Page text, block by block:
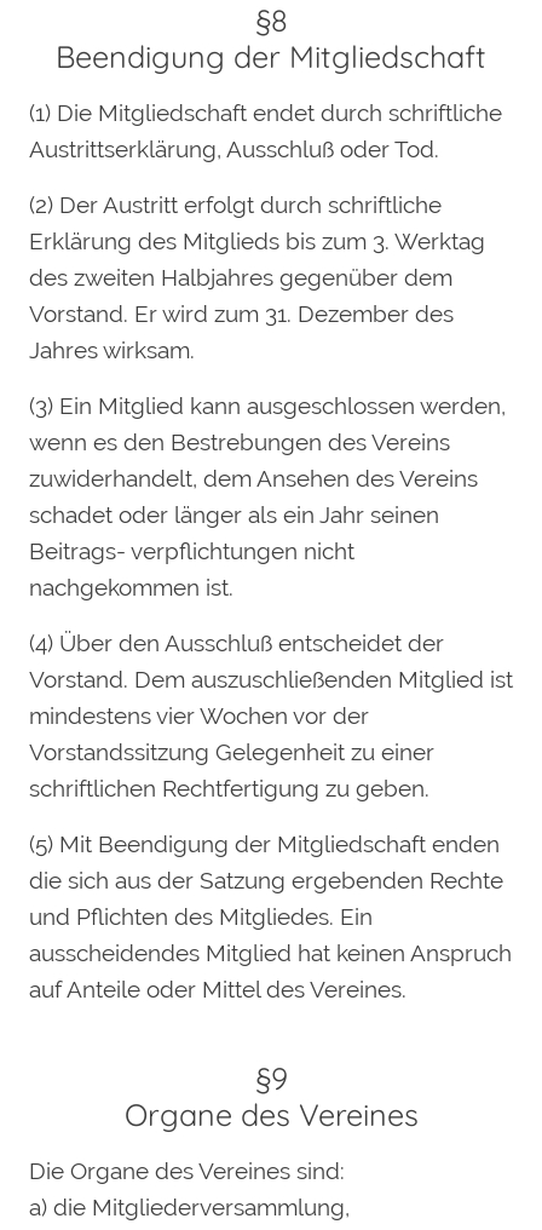
§8
Beendigung der Mitgliedschaft
(1) Die Mitgliedschaft endet durch schriftliche
Austrittserklärung, Ausschluß oder Tod.
(2) Der Austritt erfolgt durch schriftliche
Erklärung des Mitglieds bis zum 3. Werktag
des zweiten Halbjahres gegenüber dem
Vorstand. Er wird zum 31. Dezember des
Jahres wirksam.
(3) Ein Mitglied kann ausgeschlossen werden,
wenn es den Bestrebungen des Vereins
zuwiderhandelt, dem Ansehen des Vereins
schadet oder länger als ein Jahr seinen
Beitrags- verpflichtungen nicht
nachgekommen ist.
(4) Über den Ausschluß entscheidet der
Vorstand. Dem auszuschließenden Mitglied ist
mindestens vier Wochen vor der
Vorstandssitzung Gelegenheit zu einer
schriftlichen Rechtfertigung zu geben.
(5) Mit Beendigung der Mitgliedschaft enden
die sich aus der Satzung ergebenden Rechte
und Pflichten des Mitgliedes. Ein
ausscheidendes Mitglied hat keinen Anspruch
auf Anteile oder Mittel des Vereines.
§9
Organe des Vereines
Die Organe des Vereines sind:
a) die Mitgliederversammlung,